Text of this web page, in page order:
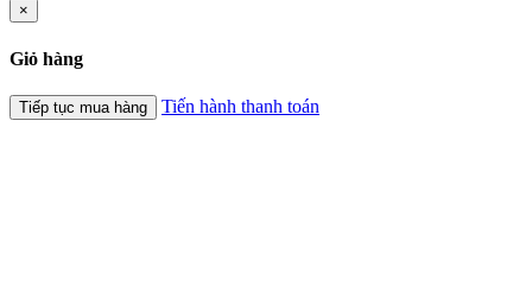
×
Giỏ hàng
Tiếp tục mua hàng Tiến hành thanh toán